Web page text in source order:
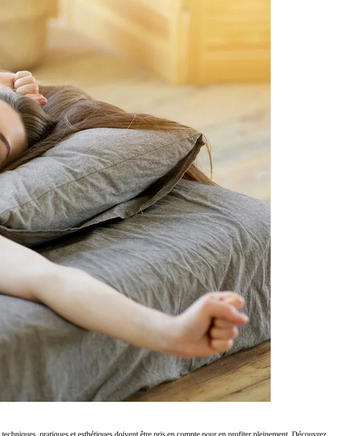
pratiques et esthétiques doivent être pris en compte pour en profiter pleinement. Découvrez